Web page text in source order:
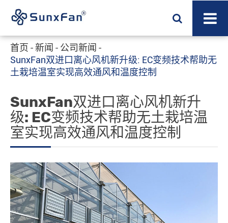
首页 新闻
公司新闻
SunxFan双进口离心风机新升级: EC变频技术帮助无
土栽培温室实现高效通风和温度控制
SunxFan双进口离心风机新升
级: EC变频技术帮助无土栽培温
室实现高效通风和温度控制